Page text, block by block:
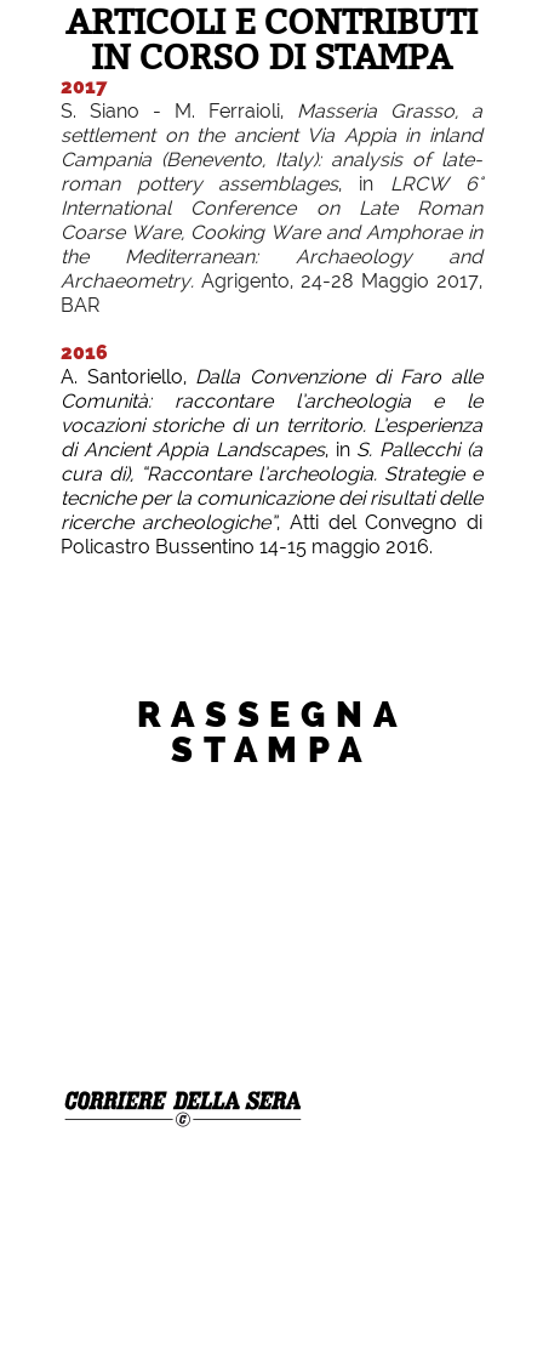
ARTICOLI E CONTRIBUTI
IN CORSO DI STAMPA
2017
S. Siano - M. Ferraioli, Masseria Grasso, a
settlement on the ancient Via Appia in inland
Campania (Benevento, Italy): analysis of late-
roman pottery assemblages, in LRCW 6°
International Conference on Late Roman
Coarse Ware, Cooking Ware and Amphorae in
the Mediterranean: Archaeology and
Archaeometry. Agrigento, 24-28 Maggio 2017,
BAR
2016
A. Santoriello, Dalla Convenzione di Faro alle
Comunità: raccontare l’archeologia e le
vocazioni storiche di un territorio. L’esperienza
di Ancient Appia Landscapes, in S. Pallecchi (a
cura di), “Raccontare l’archeologia. Strategie e
tecniche per la comunicazione dei risultati delle
ricerche archeologiche”, Atti del Convegno di
Policastro Bussentino 14-15 maggio 2016.
RASSEGNA
STAMPA